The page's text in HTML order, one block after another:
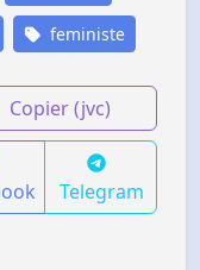
feministe
Copier (jvc)
Telegram